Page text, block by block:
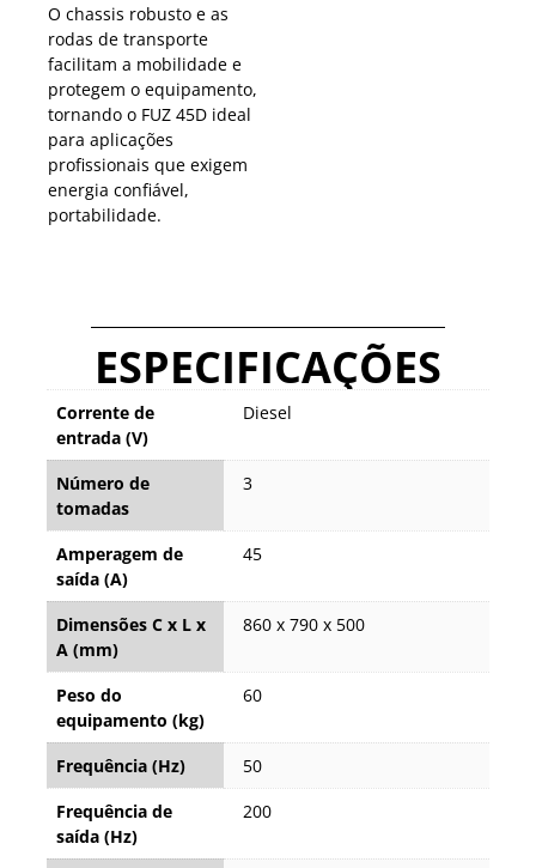
O chassis robusto e as
rodas de transporte
facilitam a mobilidade e
protegem o equipamento,
tornando o FUZ 45D ideal
para aplicações
profissionais que exigem
energia confiável,
portabilidade.
ESPECIFICAÇÕES
Corrente de
entrada (V)
Diesel
Número de
tomadas
3
Amperagem de
saída (A)
45
Dimensões C x L x
A (mm)
860 x 790 x 500
Peso do
equipamento (kg)
60
Frequência (Hz)
50
Frequência de
saída (Hz)
200